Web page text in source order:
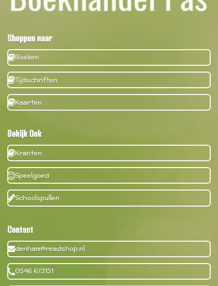
Shoppen naar
Boeken
Tijdschriften
Kaarten
Bekijk Ook
Kranten
Speelgoed
Schoolspullen
Contact
denham@readshop.nl
0546 673151